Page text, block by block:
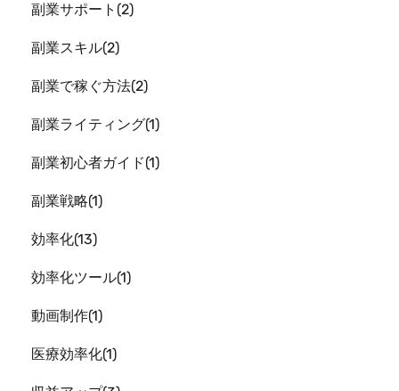
副業サポート 2
副業スキル 2
副業で稼ぐ方法 2
副業ライティング 1
副業初心者ガイド 1
副業戦略 1
効率化 13
効率化ツール 1
動画制作 1
医療効率化 1